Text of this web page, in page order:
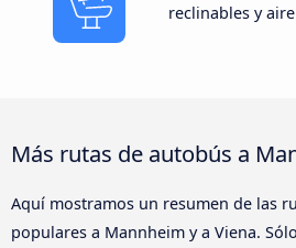
reclinables y
Más rutas de autobús a
Aquí mostramos un resumen de las
populares a Mannheim y a Viena.